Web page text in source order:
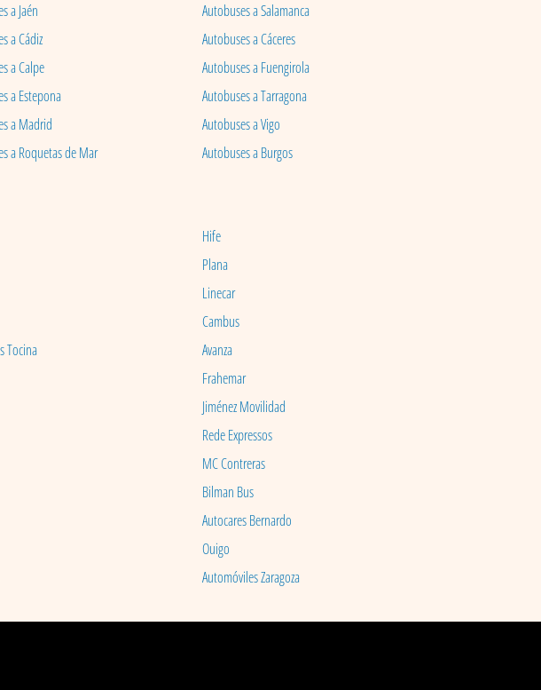
a Jaén
Autobuses a Salamanca
a Cádiz
Autobuses a Cáceres
a Calpe
Autobuses a Fuengirola
a Estepona
Autobuses a Tarragona
a Madrid
Autobuses a Vigo
a Roquetas de Mar Autobuses a Burgos
Hife
Plana
Linecar
Cambus
Tocina
Avanza
Frahemar
Jiménez Movilidad
Rede Expressos
MC Contreras
Bilman Bus
Autocares Bernardo
Ouigo
Automóviles Zaragoza